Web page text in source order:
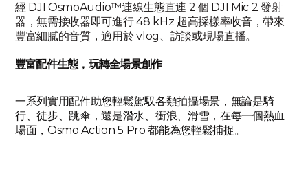
經 DJI OsmoAudio™連線生態直連 2 個 DJI Mic 2 發射
器，無需接收器即可進行 48 kHz 超高採樣率收音，帶來
豐富細膩的音質，適用於 vlog、訪談或現場直播。
豐富配件生態，玩轉全場景創作
一系列實用配件助您輕鬆駕馭各類拍攝場景，無論是騎
行、徒步、跳傘，還是潛水、衝浪、滑雪，在每一個熱血
場面，Osmo Action 5 Pro 都能為您輕鬆捕捉。